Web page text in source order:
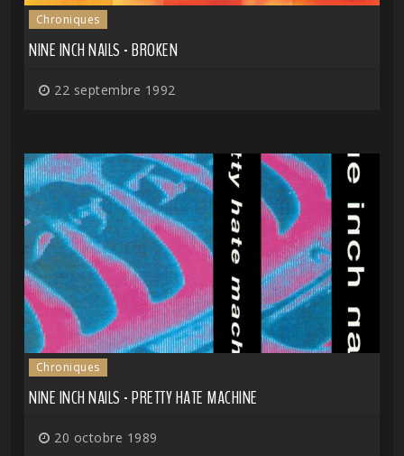
Chroniques
NINE INCH NAILS - BROKEN
22 septembre 1992
Chroniques
NINE INCH NAILS - PRETTY HATE MACHINE
20 octobre 1989